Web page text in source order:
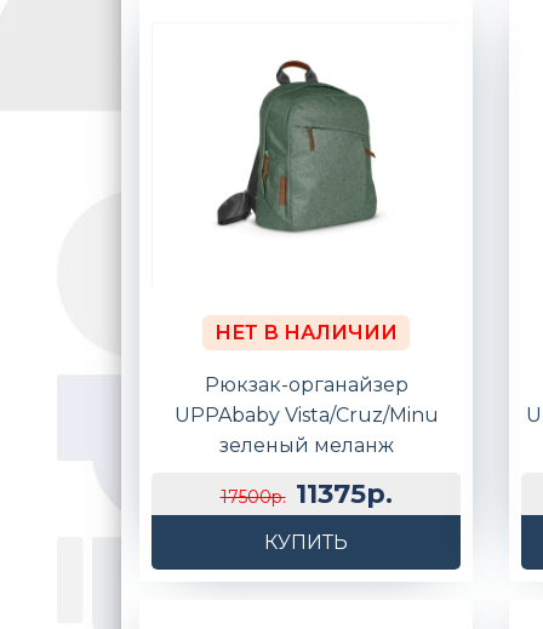
НЕТ В НАЛИЧИИ
Рюкзак-органайзер
UPPAbaby Vista/Cruz/Minu
зеленый меланж
17500р. 11375р.
КУПИТЬ